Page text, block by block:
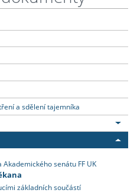
a sdělení tajemníka
senátu FF UK
základních součástí